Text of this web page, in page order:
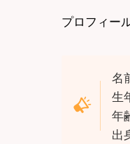
プロフィー
名
生
年
出